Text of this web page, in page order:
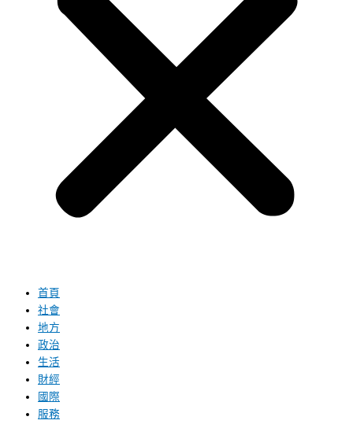
首頁
社會
地方
政治
生活
財經
國際
服務